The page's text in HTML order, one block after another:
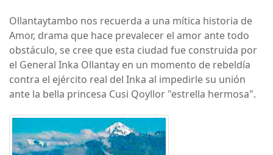
Ollantaytambo nos recuerda a una mítica historia de
Amor, drama que hace prevalecer el amor ante todo
obstáculo, se cree que esta ciudad fue construida por
el General Inka Ollantay en un momento de rebeldía
contra el ejército real del Inka al impedirle su unión
ante la bella princesa Cusi Qoyllor "estrella hermosa".